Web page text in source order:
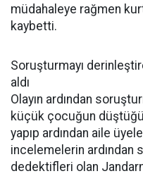
müdahaleye rağmen
kaybetti.
Soruşturmayı
aldı
Olayın ardından
küçük çocuğun
yapıp ardından aile
incelemelerin ardından
dedektifleri olan